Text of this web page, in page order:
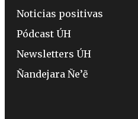
Noticias positivas
Pódcast ÚH
Newsletters ÚH
Ñandejara Ñe’ẽ